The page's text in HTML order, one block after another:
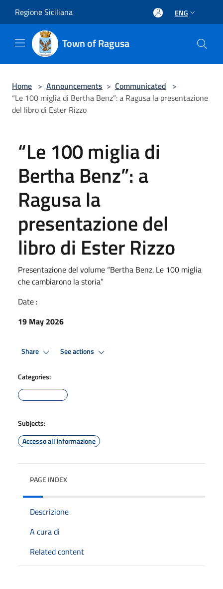
Regione Siciliana ENG
Town of Ragusa
Home > Announcements > Communicated >
“Le 100 miglia di Bertha Benz”: a Ragusa la presentazione
del libro di Ester Rizzo
“Le 100 miglia di
Bertha Benz”: a
Ragusa la
presentazione del
libro di Ester Rizzo
Presentazione del volume “Bertha Benz. Le 100 miglia
che cambiarono la storia”
Date :
19 May 2026
Share See actions
Categories:
Subjects:
Accesso all'informazione
PAGE INDEX
Descrizione
A cura di
Related content